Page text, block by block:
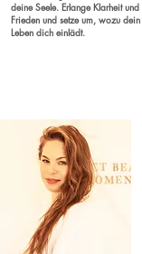
deine Seele. Erlange Klarheit und
Frieden und setze um, wozu dein
Leben dich einlädt.